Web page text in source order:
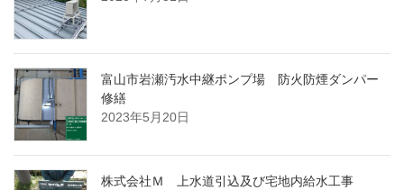
富山市岩瀬汚水中継ポンプ場 防火防煙ダンパー
修繕
2023年5月20日
株式会社Ｍ 上水道引込及び宅地内給水工事